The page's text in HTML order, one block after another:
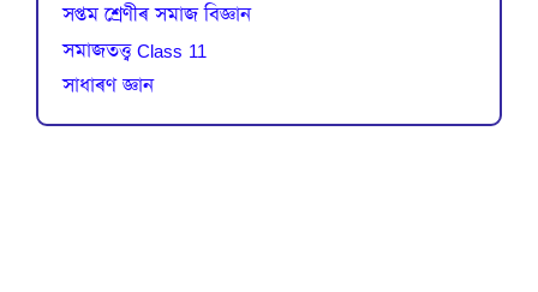
সপ্তম শ্ৰেণীৰ সমাজ বিজ্ঞান
সমাজতত্ত্ব Class 11
সাধাৰণ জ্ঞান